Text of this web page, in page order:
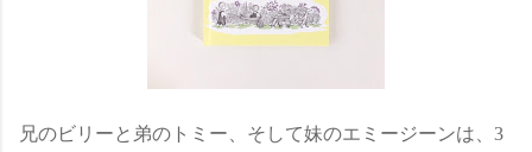
兄のビリーと弟のトミー、そして妹のエミージーンは、3